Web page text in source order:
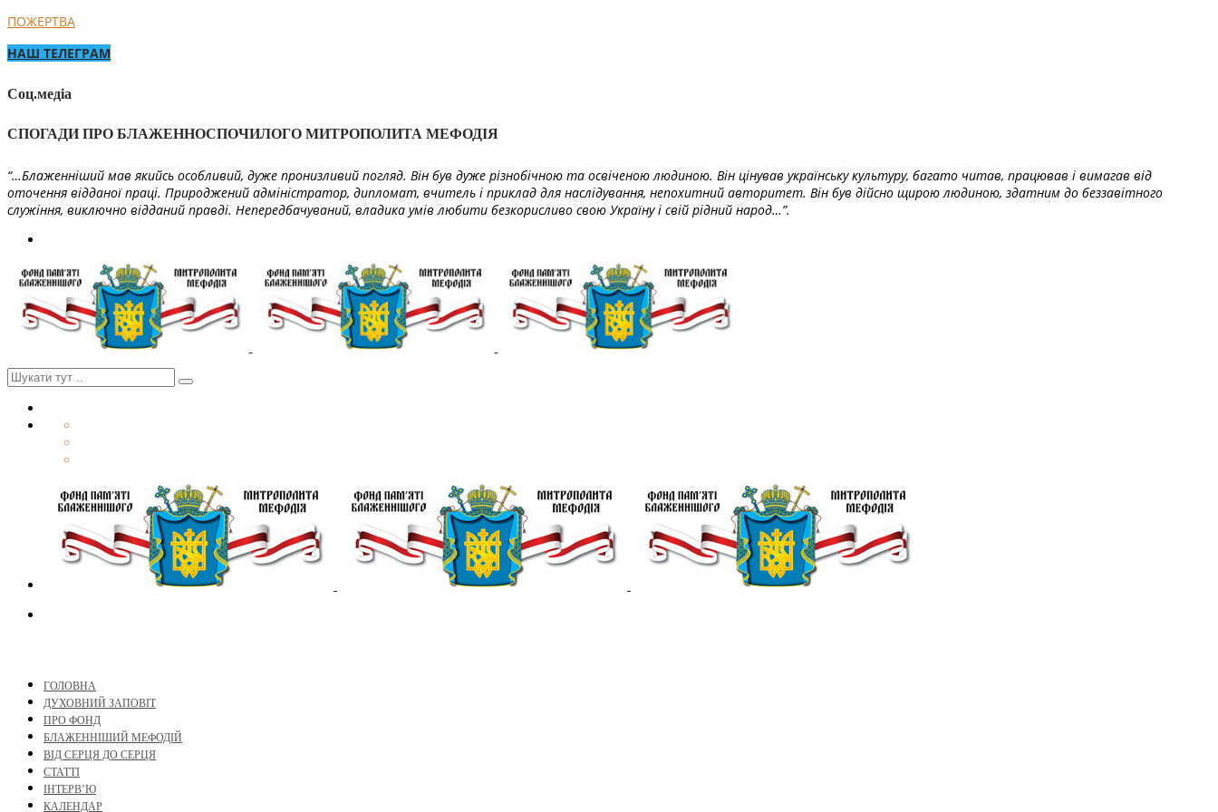
ПОЖЕРТВА
НАШ ТЕЛЕГРАМ
Соц.медіа
СПОГАДИ ПРО БЛАЖЕННОСПОЧИЛОГО МИТРОПОЛИТА МЕФОДІЯ
“…Блаженніший мав якийсь особливий, дуже пронизливий погляд. Він був дуже різнобічною та освіченою людиною. Він цінував українську культуру, багато читав, працював і вимагав від
оточення відданої праці. Природжений адміністратор, дипломат, вчитель і приклад для наслідування, непохитний авторитет. Він був дійсно щирою людиною, здатним до беззавітного
служіння, виключно відданий правді. Непередбачуваний, владика умів любити безкорисливо свою Україну і свій рідний народ…”.
ГОЛОВНА
ДУХОВНИЙ ЗАПОВІТ
ПРО ФОНД
БЛАЖЕННІШИЙ МЕФОДІЙ
ВІД СЕРЦЯ ДО СЕРЦЯ
СТАТТІ
ІНТЕРВ’Ю
КАЛЕНДАР